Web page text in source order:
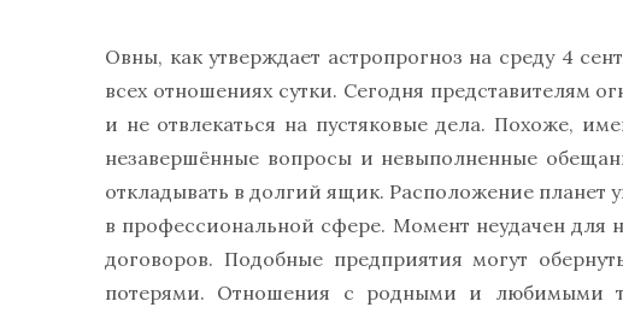
Овны, как утверждает астропрогноз на среду 4
всех отношениях сутки. Сегодня представителям
и не отвлекаться на пустяковые дела. Похоже,
незавершённые вопросы и невыполненные
откладывать в долгий ящик. Расположение планет
в профессиональной сфере. Момент неудачен для
договоров. Подобные предприятия могут
потерями. Отношения с родными и любимыми